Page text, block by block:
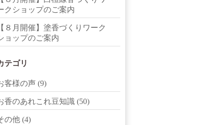
クショップのご案内
８月開催】塗香づくりワーク
ョップのご案内
テゴリ
客様の声 (9)
香のあれこれ豆知識 (50)
の他 (4)